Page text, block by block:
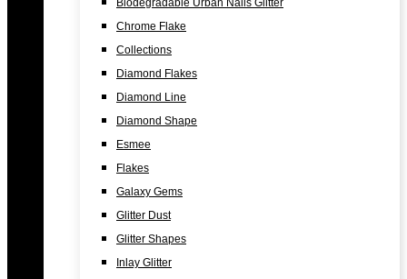
Biodegradable Urban Nails Glitter
Chrome Flake
Collections
Diamond Flakes
Diamond Line
Diamond Shape
Esmee
Flakes
Galaxy Gems
Glitter Dust
Glitter Shapes
Inlay Glitter